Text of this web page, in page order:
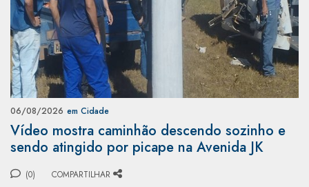
06/08/2026 em Cidade
Vídeo mostra caminhão descendo sozinho e
sendo atingido por picape na Avenida JK
(0) COMPARTILHAR